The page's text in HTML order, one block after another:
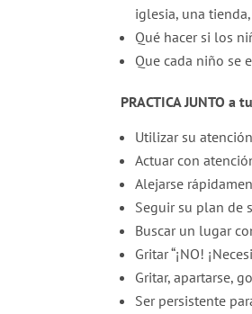
iglesia, una
Qué hacer si los
Que cada niño se
PRACTICA JUNTO
Utilizar su
Actuar con
Alejarse
Seguir su plan de
Buscar un lugar
Gritar “¡NO!
Gritar, apartarse,
Ser persistente